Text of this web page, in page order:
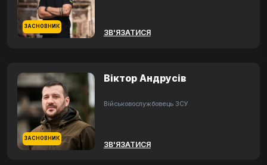
ЗАСНОВНИК
ЗВ'ЯЗАТИСЯ
ЗАСНОВНИК
Віктор Андрусів
Військовослужбовець ЗСУ
ЗВ'ЯЗАТИСЯ